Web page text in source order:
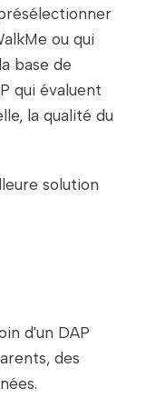
ou qui
base de
qui évaluent
la qualité du
solution
d'un DAP
des